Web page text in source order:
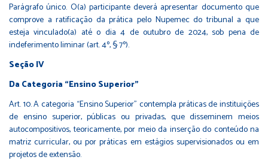
Parágrafo único. O(a) participante deverá apresentar documento que
comprove a ratificação da prática pelo Nupemec do tribunal a que
esteja vinculado(a) até o dia 4 de outubro de 2024, sob pena de
indeferimento liminar (art. 4º, § 7º).
Seção IV
Da Categoria “Ensino Superior”
Art. 10. A categoria “Ensino Superior” contempla práticas de instituições
de ensino superior, públicas ou privadas, que disseminem meios
autocompositivos, teoricamente, por meio da inserção do conteúdo na
matriz curricular, ou por práticas em estágios supervisionados ou em
projetos de extensão.